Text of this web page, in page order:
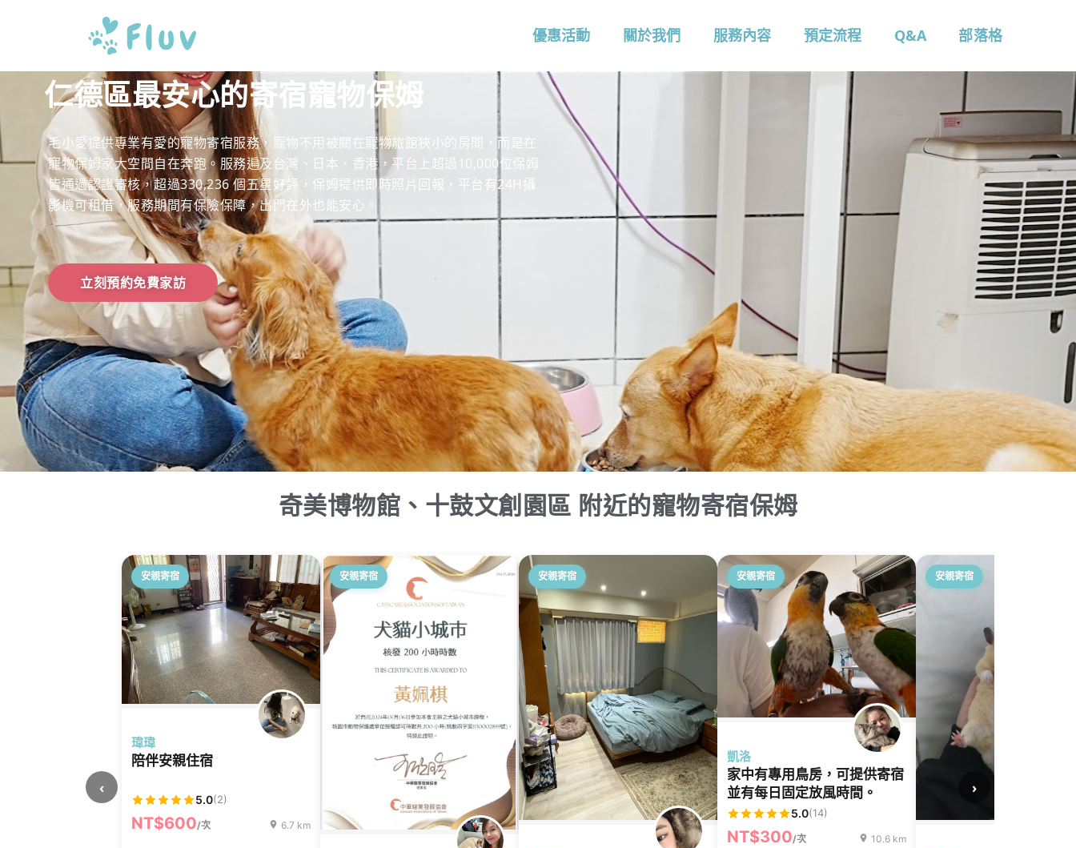
優惠活動 關於我們 服務內容 預定流程 Q&A 部落格
仁德區最安心的寄宿寵物保姆
毛小愛提供專業有愛的寵物寄宿服務，寵物不用被關在寵物旅館狹小的房間，而是在
寵物保姆家大空間自在奔跑。服務遍及台灣、日本、香港，平台上超過10,000位保姆
皆通過認證審核，超過330,236 個五星好評，保姆提供即時照片回報，平台有24H攝
影機可租借，服務期間有保險保障，出門在外也能安心。
立刻預約免費家訪
奇美博物館、十鼓文創園區 附近的寵物寄宿保姆
安親寄宿
瑋瑋
陪伴安親住宿
5.0(2)
NT$600/次 6.7 km
安親寄宿 安親寄宿 安親寄宿
凱洛
家中有專用鳥房，可提供寄宿
並有每日固定放風時間。
5.0(14)
NT$300/次 10.6 km
安親寄宿
‹ ›